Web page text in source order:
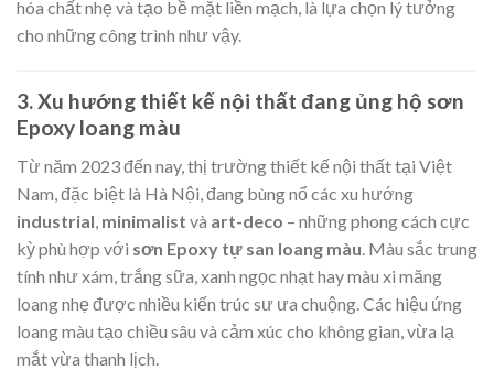
hóa chất nhẹ và tạo bề mặt liền mạch, là lựa chọn lý tưởng
cho những công trình như vậy.
3. Xu hướng thiết kế nội thất đang ủng hộ sơn
Epoxy loang màu
Từ năm 2023 đến nay, thị trường thiết kế nội thất tại Việt
Nam, đặc biệt là Hà Nội, đang bùng nổ các xu hướng
industrial, minimalist và art-deco – những phong cách cực
kỳ phù hợp với sơn Epoxy tự san loang màu. Màu sắc trung
tính như xám, trắng sữa, xanh ngọc nhạt hay màu xi măng
loang nhẹ được nhiều kiến trúc sư ưa chuộng. Các hiệu ứng
loang màu tạo chiều sâu và cảm xúc cho không gian, vừa lạ
mắt vừa thanh lịch.